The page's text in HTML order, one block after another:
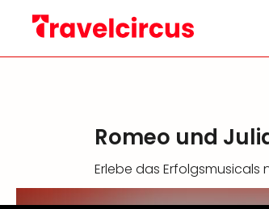
Romeo und
Erlebe das Erfolgsmusicals